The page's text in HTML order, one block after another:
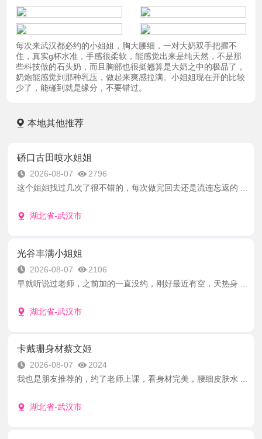
每次来武汉都必约的小姐姐，胸大腰细，一对大奶双手把握不
住，真实g杯水准，手感很柔软，能感觉出来是纯天然，不是那
些科技做的石头奶，而且胸部也很挺翘算是大奶之中的极品了，
奶炮能感觉到那种乳压，做起来爽感拉满。小姐姐现在开的比较
少了，能碰到就是缘分，不要错过。
本地其他推荐
硚口古田喷水姐姐
2026-08-07
2796
这个姐姐找过几次了很不错的，每次做完回去还是流连忘返的 ...
湖北省-武汉市
光谷丰满小姐姐
2026-08-07
2106
早就听说过老师，之前加的一直没约，刚好最近有空，天热身 ...
湖北省-武汉市
卡戴珊身材蔡文姬
2026-08-07
2024
我也是朋友推荐的，约了老师上课，看身材完美，腰细皮肤水 ...
湖北省-武汉市